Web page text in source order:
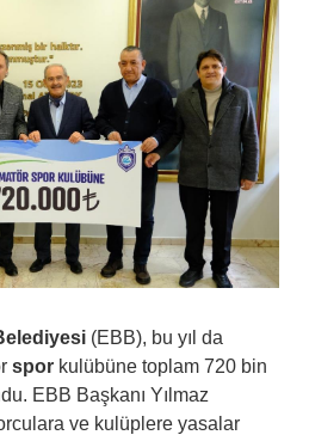
(EBB), bu yıl da
spor kulübüne toplam 720 bin
EBB Başkanı Yılmaz
ve kulüplere yasalar